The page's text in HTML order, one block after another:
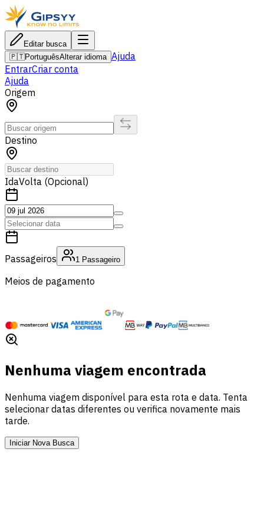
Editar busca
🇵🇹PortuguêsAlterar idioma Ajuda
EntrarCriar conta
Ajuda
Origem
Destino
IdaVolta (Opcional)
Passageiros 1 Passageiro
Meios de pagamento
Nenhuma viagem encontrada
Nenhuma viagem disponível para esta rota e data. Tenta
selecionar datas diferentes ou verifica novamente mais
tarde.
Iniciar Nova Busca